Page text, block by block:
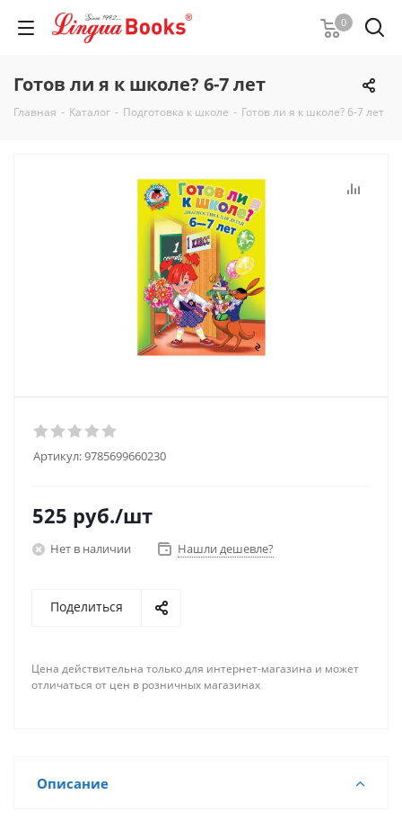
0
Готов ли я к школе? 6-7 лет
Главная - Каталог - Подготовка к школе - Готов ли я к школе? 6-7 лет
Артикул:9785699660230
525 руб./шт
Нет в наличии Нашли дешевле?
Поделиться
Цена действительна только для интернет-магазина и может
отличаться от цен в розничных магазинах
Описание